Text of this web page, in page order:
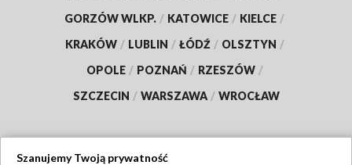
GORZÓW WLKP. / KATOWICE / KIELCE /
KRAKÓW / LUBLIN / ŁÓDŹ / OLSZTYN /
OPOLE / POZNAŃ / RZESZÓW /
SZCZECIN / WARSZAWA / WROCŁAW
Szanujemy Twoją prywatność